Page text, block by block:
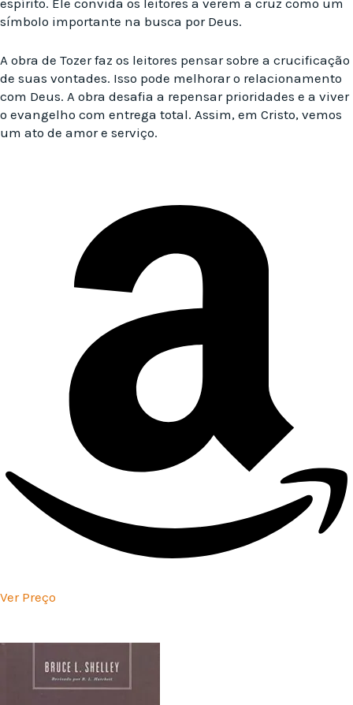
espírito. Ele convida os leitores a verem a cruz como um
símbolo importante na busca por Deus.
A obra de Tozer faz os leitores pensar sobre a crucificação
de suas vontades. Isso pode melhorar o relacionamento
com Deus. A obra desafia a repensar prioridades e a viver
o evangelho com entrega total. Assim, em Cristo, vemos
um ato de amor e serviço.
Ver Preço